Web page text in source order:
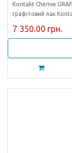
Kontakt Chemie
графітовий лак
7 350.00 грн.